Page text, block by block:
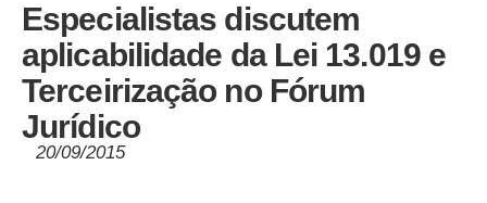
Especialistas discutem
aplicabilidade da Lei 13.019 e
Terceirização no Fórum
Jurídico
20/09/2015